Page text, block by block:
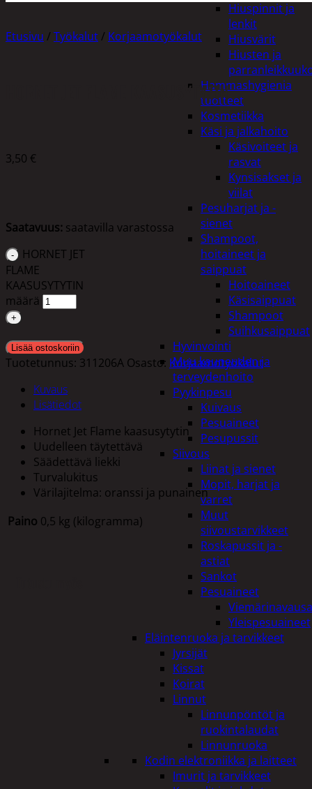
Hiuspinnit ja
lenkit
Hiusvärit
Hiusten ja
Hammashygienia
tuotteet
Kosmetiikka
Käsi ja jalkahoito
Käsivoiteet ja
rasvat
Kynsisakset ja
viilat
Pesuharjat ja -
sienet
Shampoot,
hoitaineet ja
saippuat
Hoitoaineet
Käsisaippuat
Shampoot
Suihkusaippuat
Hyvinvointi
Muu kauneuden ja
terveydenhoito
Pyykinpesu
Kuivaus
Pesuaineet
Pesupussit
Siivous
Liinat ja sienet
Mopit, harjat ja
varret
Muut
siivoustarvikkeet
Roskapussit ja -
astiat
Sankot
Pesuaineet
Yleispesuaineet
Eläintenruoka ja tarvikkeet
Jyrsijät
Kissat
Koirat
Linnut
Linnunpöntöt ja
ruokintalaudat
Linnunruoka
Kodin elektroniikka ja laitteet
Imurit ja tarvikkeet
Etusivu / Työkalut / Korjaamotyökalut
HORNET JET FLAME KAASUSYTYTIN
3,50 €
Saatavuus: saatavilla varastossa
HORNET JET
FLAME
KAASUSYTYTIN
määrä
Lisää ostoskoriin
Tuotetunnus: 311206A Osasto: Korjaamotyökalut
Kuvaus
Lisätiedot
Hornet Jet Flame kaasusytytin
Uudelleen täytettävä
Säädettävä liekki
Turvalukitus
Värilajitelma: oranssi ja punainen
Paino 0,5 kg (kilogramma)